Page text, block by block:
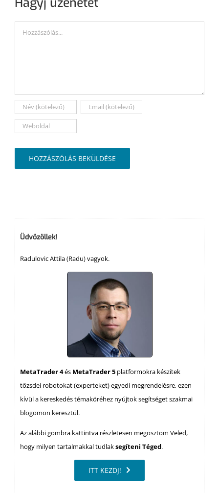
Hozzászólás
Üdvözöllek!
Radulovic Attila (Radu) vagyok.
MetaTrader 4és MetaTrader 5 platformokra készítek
tőzsdei robotokat (experteket) egyedi megrendelésre, ezen
kívül a kereskedés témaköréhez nyújtok segítséget szakmai
blogomon keresztül.
Az alábbi gombra kattintva részletesen megosztom Veled,
hogy milyen tartalmakkal tudlaksegíteni Téged.
ITT KEZDJ!